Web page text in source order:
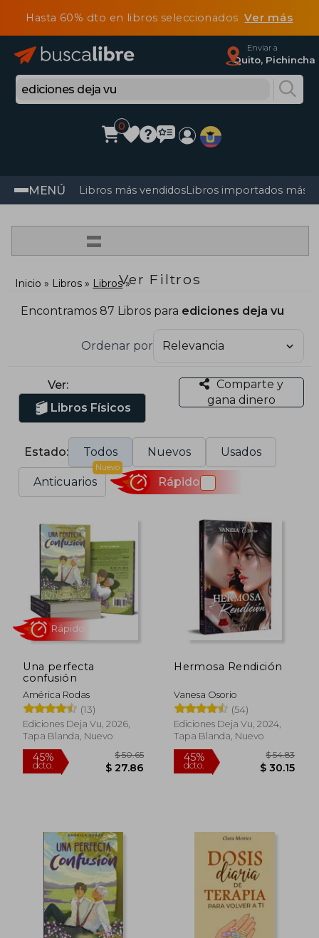
Hasta 60% dto en libros seleccionadosVer más
Enviar a
Quito, Pichincha
0
MENÚ Libros más vendidosLibros importados más
=
Ver Filtros
Inicio Libros Libros
Encontramos 87 Libros para ediciones deja vu
Ordenar por
Ver:
Libros Físicos
Comparte y
gana dinero
Estado: Todos Nuevos Usados
Anticuarios
Nuevo
Rápido
Una perfecta
confusión
América Rodas
(13)
Ediciones Deja Vu, 2026,
Tapa Blanda, Nuevo
45%
dcto. $ 27.86
Rápido
Hermosa Rendición
Vanesa Osorio
(54)
Ediciones Deja Vu, 2024,
Tapa Blanda, Nuevo
45%
dcto.